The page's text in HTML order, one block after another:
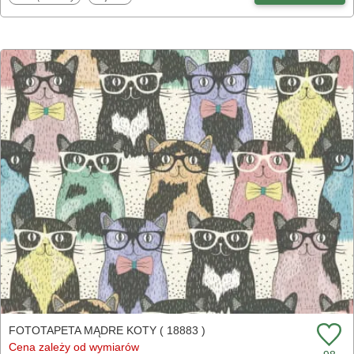
FOTOTAPETA MĄDRE KOTY ( 18883 )
Cena zależy od wymiarów